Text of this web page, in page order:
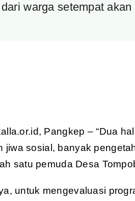
warga setempat
Pangkep – “Dua
jiwa sosial, banyak
satu pemuda Desa
untuk mengevaluasi